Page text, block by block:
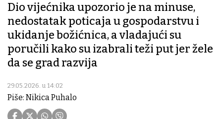
Dio vijećnika upozorio je na minuse,
nedostatak poticaja u gospodarstvu i
ukidanje božićnica, a vladajući su
poručili kako su izabrali teži put jer žele
da se grad razvija
29.05.2026. u 14:02
Piše: Nikica Puhalo